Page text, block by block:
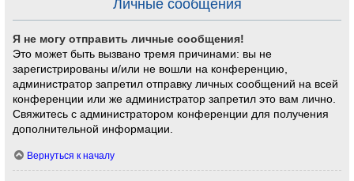
Личные сообщения
Я не могу отправить личные сообщения!
Это может быть вызвано тремя причинами: вы не
зарегистрированы и/или не вошли на конференцию,
администратор запретил отправку личных сообщений на всей
конференции или же администратор запретил это вам лично.
Свяжитесь с администратором конференции для получения
дополнительной информации.
Вернуться к началу